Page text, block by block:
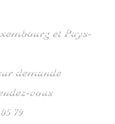
et Pays-
demande
vous
79